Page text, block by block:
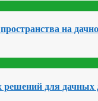
на
решений для дачных